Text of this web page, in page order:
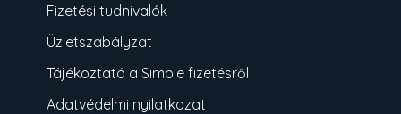
Fizetési tudnivalók
Üzletszabályzat
Tájékoztató a Simple fizetésről
Adatvédelmi nyilatkozat